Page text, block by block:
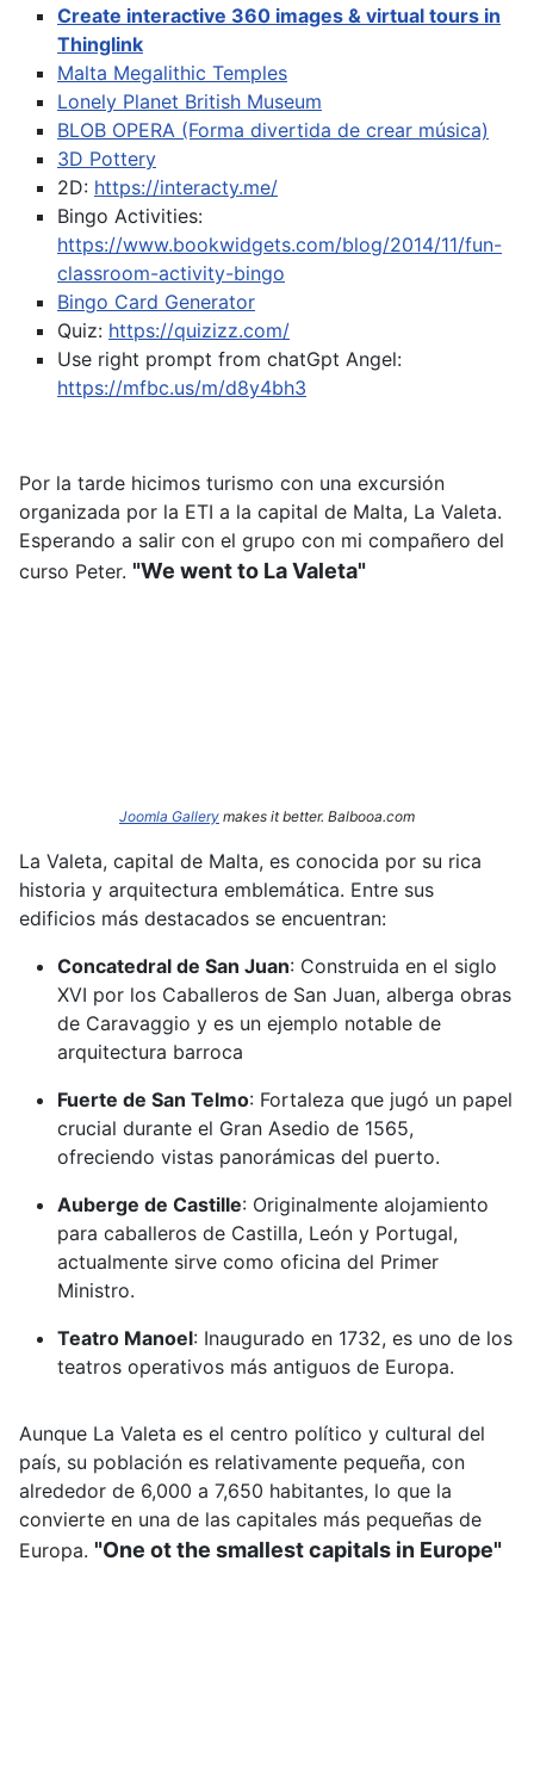
Create interactive 360 images & virtual tours in
Thinglink
Malta Megalithic Temples
Lonely Planet British Museum
BLOB OPERA (Forma divertida de crear música)
3D Pottery
2D: https://interacty.me/
Bingo Activities:
https://www.bookwidgets.com/blog/2014/11/fun-
classroom-activity-bingo
Bingo Card Generator
Quiz: https://quizizz.com/
Use right prompt from chatGpt Angel:
https://mfbc.us/m/d8y4bh3
Por la tarde hicimos turismo con una excursión
organizada por la ETI a la capital de Malta, La Valeta.
Esperando a salir con el grupo con mi compañero del
curso Peter. "We went to La Valeta"
Joomla Gallery makes it better. Balbooa.com
La Valeta, capital de Malta, es conocida por su rica
historia y arquitectura emblemática. Entre sus
edificios más destacados se encuentran:​
Concatedral de San Juan: Construida en el siglo
XVI por los Caballeros de San Juan, alberga obras
de Caravaggio y es un ejemplo notable de
arquitectura barroca
Fuerte de San Telmo: Fortaleza que jugó un papel
crucial durante el Gran Asedio de 1565,
ofreciendo vistas panorámicas del puerto.
Auberge de Castille: Originalmente alojamiento
para caballeros de Castilla, León y Portugal,
actualmente sirve como oficina del Primer
Ministro.
Teatro Manoel: Inaugurado en 1732, es uno de los
teatros operativos más antiguos de Europa.
Aunque La Valeta es el centro político y cultural del
país, su población es relativamente pequeña, con
alrededor de 6,000 a 7,650 habitantes, lo que la
convierte en una de las capitales más pequeñas de
Europa. "One ot the smallest capitals in Europe"